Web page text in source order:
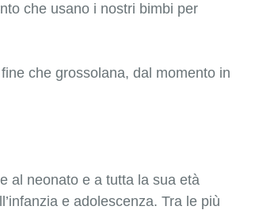
che usano i nostri bimbi per
che grossolana, dal momento in
al neonato e a tutta la sua età
e adolescenza. Tra le più